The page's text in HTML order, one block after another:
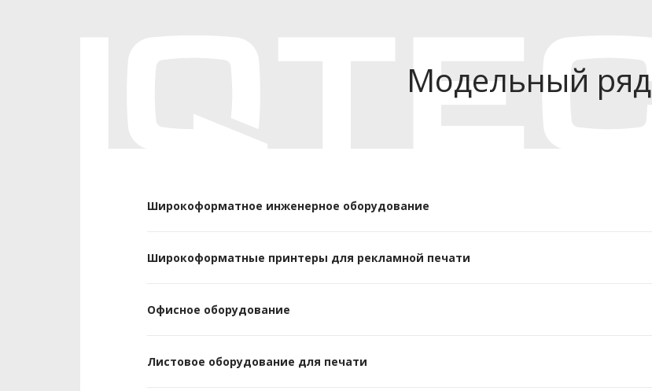
Модельный ряд
Широкоформатное инженерное оборудование
Широкоформатные принтеры для рекламной печати
Офисное оборудование
Листовое оборудование для печати